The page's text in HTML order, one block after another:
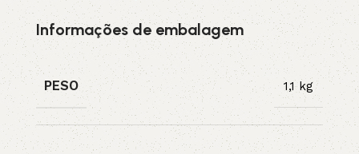
Informações de embalagem
PESO 1,1 kg